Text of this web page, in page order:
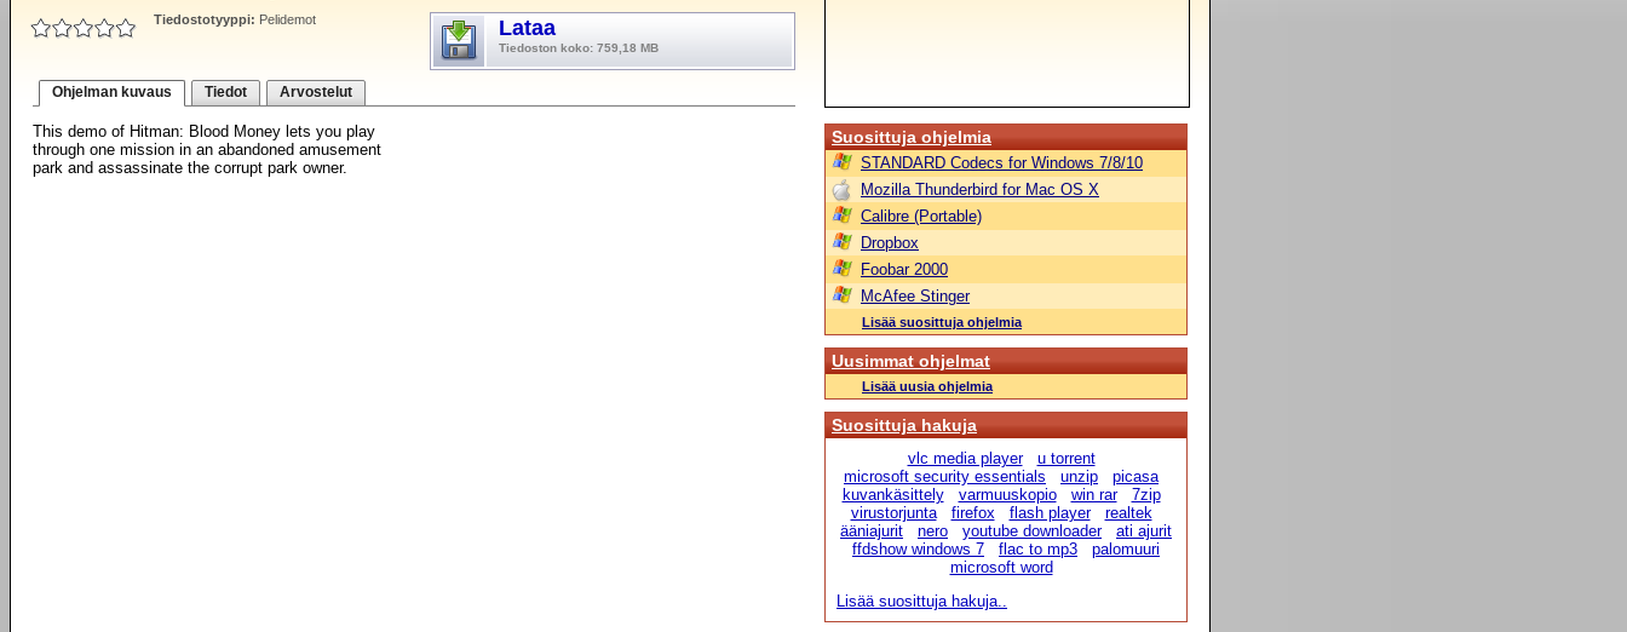
Tiedostotyyppi: Pelidemot Lataa
Tiedoston koko: 759,18 MB
Ohjelman kuvaus Tiedot Arvostelut
This demo of Hitman: Blood Money lets you play
through one mission in an abandoned amusement
park and assassinate the corrupt park owner.
Suosittuja ohjelmia
STANDARD Codecs for Windows 7/8/10
Mozilla Thunderbird for Mac OS X
Calibre (Portable)
Dropbox
Foobar 2000
McAfee Stinger
Lisää suosittuja ohjelmia
Uusimmat ohjelmat
Lisää uusia ohjelmia
Suosittuja hakuja
vlc media player
u torrent
microsoft security essentials
unzip
picasa
kuvankäsittely
varmuuskopio win rar
7zip
virustorjunta
firefox flash player
realtek
ääniajurit
nero youtube downloader
ati ajurit
ffdshow windows 7
flac to mp3
palomuuri
microsoft word
Lisää suosittuja hakuja..